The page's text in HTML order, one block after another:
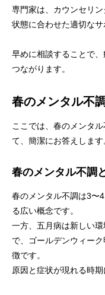
専門家は、カウンセリ
状態に合わせた適切なサ
早めに相談することで
つながります。
春のメンタル不
ここでは、春のメンタ
て、簡潔にお答えします
春のメンタル不調
春のメンタル不調は3〜
る広い概念です。
一方、五月病は新しい
で、ゴールデンウィー
徴です。
原因と症状が現れる時期